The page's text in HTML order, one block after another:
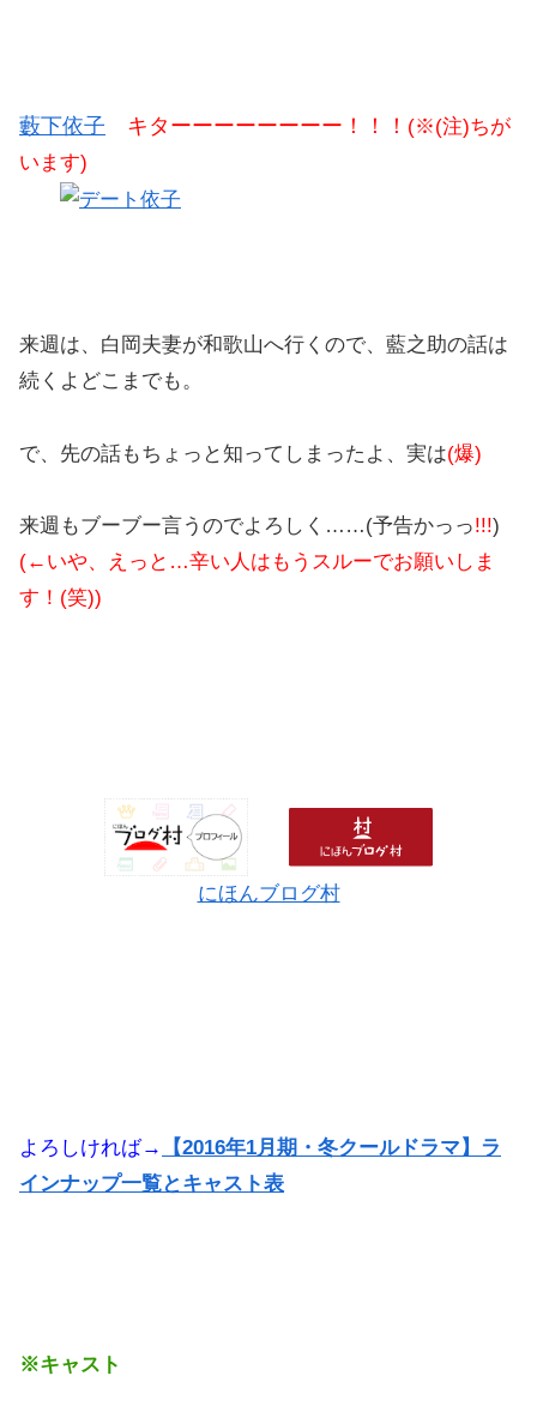
藪下依子 キターーーーーーーー！！！ (※(注)ちが
います)
来週は、白岡夫妻が和歌山へ行くので、藍之助の話は
続くよどこまでも。
で、先の話もちょっと知ってしまったよ、実は(爆)
来週もブーブー言うのでよろしく……(予告かっっ!!!)
(←いや、えっと…辛い人はもうスルーでお願いしま
す！(笑))
にほんブログ村
よろしければ→
【2016年1月期・冬クールドラマ】ラ
インナップ一覧とキャスト表
※キャスト